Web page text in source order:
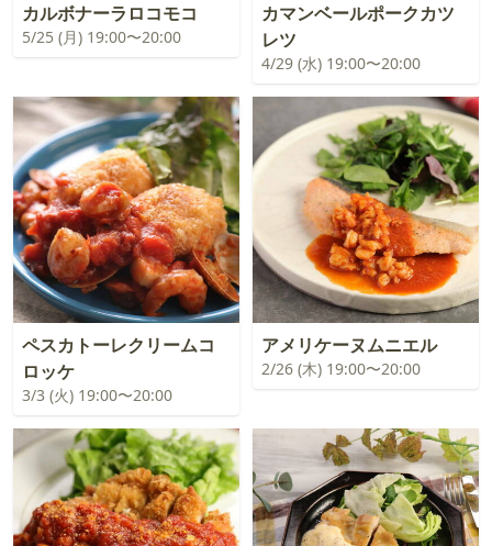
カルボナーラロコモコ
5/25 (月) 19:00〜20:00
カマンベールポークカツ
レツ
4/29 (水) 19:00〜20:00
ペスカトーレクリームコ
ロッケ
3/3 (火) 19:00〜20:00
アメリケーヌムニエル
2/26 (木) 19:00〜20:00